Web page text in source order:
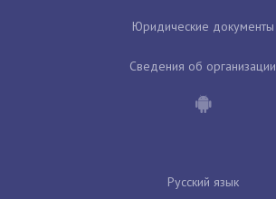
Юридические документы
Сведения об организации
Русский язык